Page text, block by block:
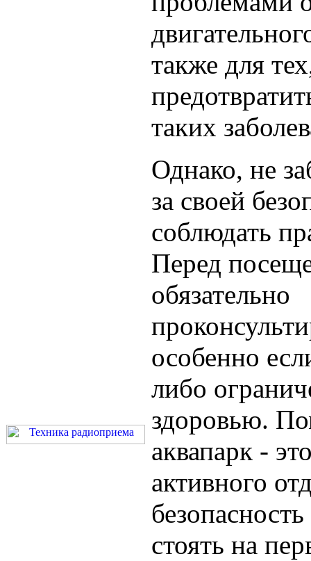
также для
таких
Однако, не
за своей
соблюдать
Перед
обязательно
особенно
либо
здоровью.
аквапарк -
активного
стоять на